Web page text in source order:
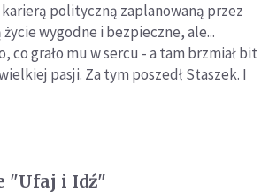
polityczną zaplanowaną przez
wygodne i bezpieczne, ale...
co grało mu w sercu - a tam brzmiał bit
pasji. Za tym poszedł Staszek. I
"Ufaj i Idź"